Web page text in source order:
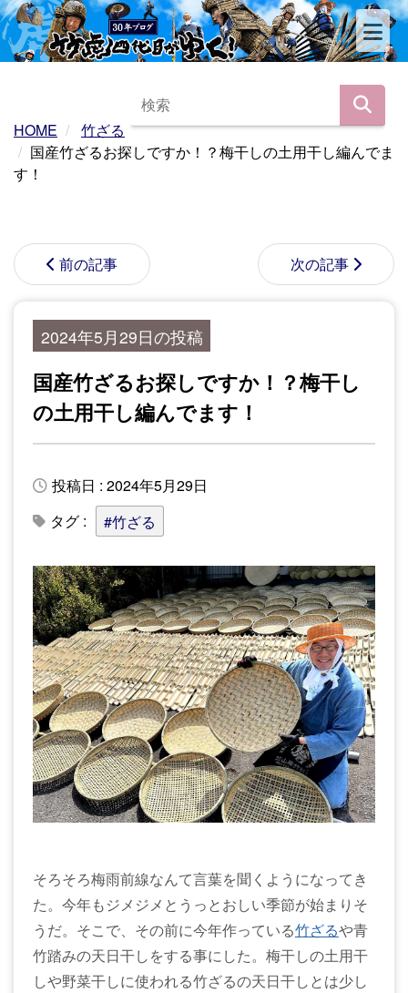
HOME
竹ざる
国産竹ざるお探しですか！？梅干しの土用干し編んでま
す！
前の記事 次の記事
2024年5月29日の投稿
国産竹ざるお探しですか！？梅干し
の土用干し編んでます！
投稿日 : 2024年5月29日
タグ :
#竹ざる
そろそろ梅雨前線なんて言葉を聞くようになってき
た。今年もジメジメとうっとおしい季節が始まりそ
うだ。そこで、その前に今年作っている竹ざるや青
竹踏みの天日干しをする事にした。梅干しの土用干
しや野菜干しに使われる竹ざるの天日干しとは少し